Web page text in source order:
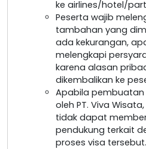
ke airlines/hotel/
Peserta wajib
tambahan yang
ada kekurangan,
melengkapi
karena alasan
dikembalikan ke
Apabila pembuatan
oleh PT. Viva
tidak dapat
pendukung terkait
proses visa tersebut.